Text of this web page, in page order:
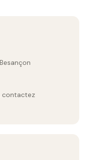
contactez